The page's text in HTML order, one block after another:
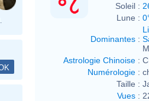
Soleil :
Lune :
Dominantes :
Astrologie Chinoise :
Numérologie :
Taille :
Vues :